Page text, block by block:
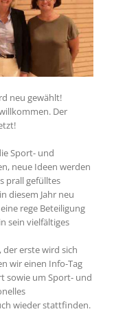
neu gewählt!
Der
Sport- und
neue Ideen werden
prall gefülltes
diesem Jahr neu
rege Beteiligung
sein vielfältiges
der erste wird sich
wir einen Info-Tag
sowie um Sport- und
wieder stattfinden.